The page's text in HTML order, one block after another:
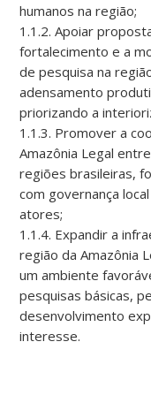
humanos na região;
1.1.2. Apoiar
fortalecimento e a
de pesquisa na
adensamento
priorizando a
1.1.3. Promover a
Amazônia Legal
regiões brasileiras,
com governança
atores;
1.1.4. Expandir a
região da Amazônia
um ambiente
pesquisas básicas,
desenvolvimento
interesse.